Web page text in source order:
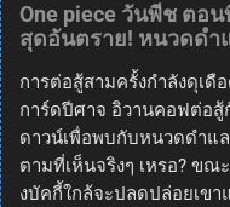
One piece วันพีช ตอ
สุดอันตราย! หนวดดำ
การต่อสู้สามครั้งกำลังดุเดื
การ์ดปีศาจ อิวานคอฟต่อสู้
ดาวน์เพื่อพบกับหนวดดำแล
ตามที่เห็นจริงๆ เหรอ? ข
งบัคกี้ใกล้จะปลดปล่อยเขา